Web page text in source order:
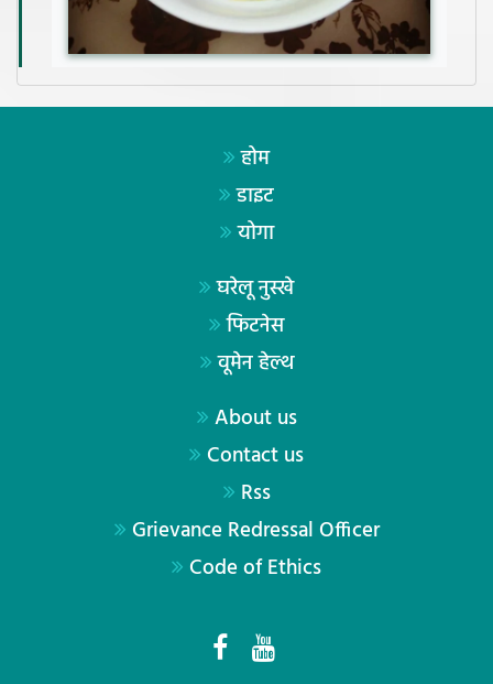
होम
डाइट
योगा
घरेलू नुस्खे
फिटनेस
वूमेन हेल्थ
About us
Contact us
Rss
Grievance Redressal Officer
Code of Ethics